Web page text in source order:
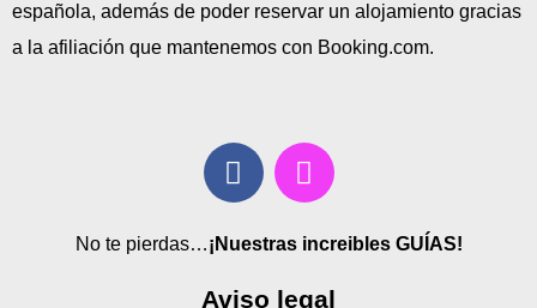
española, además de poder reservar un alojamiento gracias
a la afiliación que mantenemos con Booking.com.
No te pierdas…¡Nuestras increibles GUÍAS!
Aviso legal